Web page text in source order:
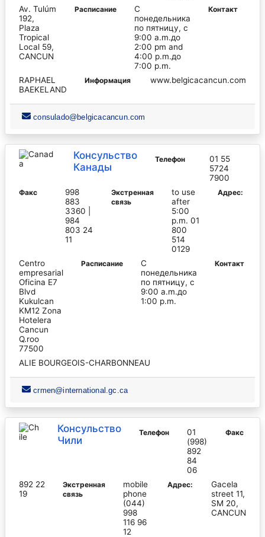
Av. Tulúm
192,
Plaza
Tropical
Local 59,
CANCUN
Pасписание
С
понедельника
по пятницу, с
9:00 a.m.до
2:00 pm and
4:00 p.m.до
7:00 p.m.
Контакт
RAPHAEL
BAEKELAND
Информация www.belgicacancun.com
consulado@belgicacancun.com
Консульство
Канады
Телефон
01 55
5724
7900
Факс
998
883
3360 |
984
803 24
11
Экстренная
связь
to use
after
5:00
p.m. 01
800
514
0129
Адрес:
Centro
empresarial
Oficina E7
Blvd
Kukulcan
KM12 Zona
Hotelera
Cancun
Q.roo
77500
Pасписание
С
понедельника
по пятницу, с
9:00 a.m.до
1:00 p.m.
Контакт
ALIE BOURGEOIS-CHARBONNEAU
crmen@international.gc.ca
Консульство
Чили
Телефон
01
(998)
892
84
06
Факс
892 22
19
Экстренная
связь
mobile
phone
(044)
998
116 96
12
Адрес:
Gacela
street 11,
SM 20,
CANCUN